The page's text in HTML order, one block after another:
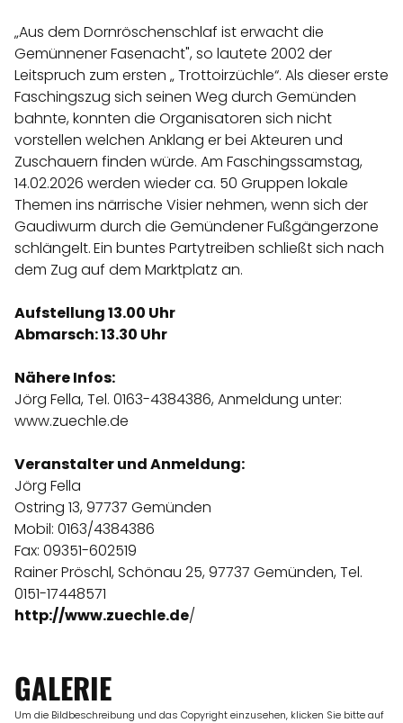
„Aus dem Dornröschenschlaf ist erwacht die
Gemünnener Fasenacht", so lautete 2002 der
Leitspruch zum ersten „ Trottoirzüchle“. Als dieser erste
Faschingszug sich seinen Weg durch Gemünden
bahnte, konnten die Organisatoren sich nicht
vorstellen welchen Anklang er bei Akteuren und
Zuschauern finden würde. Am Faschingssamstag,
14.02.2026 werden wieder ca. 50 Gruppen lokale
Themen ins närrische Visier nehmen, wenn sich der
Gaudiwurm durch die Gemündener Fußgängerzone
schlängelt.Ein buntes Partytreiben schließt sich nach
dem Zug auf dem Marktplatz an.
Aufstellung 13.00 Uhr
Abmarsch: 13.30 Uhr
Nähere Infos:
Jörg Fella, Tel. 0163-4384386, Anmeldung unter:
www.zuechle.de
Veranstalter und Anmeldung:
Jörg Fella
Ostring 13, 97737 Gemünden
Mobil: 0163/4384386
Fax: 09351-602519
Rainer Pröschl, Schönau 25, 97737 Gemünden, Tel.
0151-17448571
http://www.zuechle.de/
GALERIE
Um die Bildbeschreibung und das Copyright einzusehen, klicken Sie bitte auf